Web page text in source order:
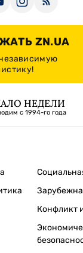
ZN.UA
НЕДЕЛИ
с 1994-го года
Конфликт